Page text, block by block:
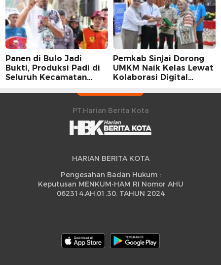
Panen di Bulo Jadi
Bukti, Produksi Padi di
Seluruh Kecamatan
Pemkab Sinjai Dorong
UMKM Naik Kelas Lewat
Kolaborasi Digital
PT.Harian Berita Kota
HARIAN BERITA KOTA
Pengesahan Badan Hukum :
Keputusan MENKUM-HAM RI Nomor AHU
062314.AH.01.30. TAHUN 2024